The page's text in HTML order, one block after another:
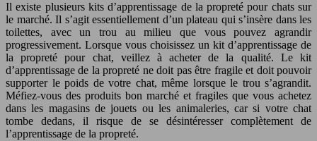
Il existe plusieurs kits d’apprentissage de la propreté pour chats sur
le marché. Il s’agit essentiellement d’un plateau qui s’insère dans les
toilettes, avec un trou au milieu que vous pouvez agrandir
progressivement. Lorsque vous choisissez un kit d’apprentissage de
la propreté pour chat, veillez à acheter de la qualité. Le kit
d’apprentissage de la propreté ne doit pas être fragile et doit pouvoir
supporter le poids de votre chat, même lorsque le trou s’agrandit.
Méfiez-vous des produits bon marché et fragiles que vous achetez
dans les magasins de jouets ou les animaleries, car si votre chat
tombe dedans, il risque de se désintéresser complètement de
l’apprentissage de la propreté.